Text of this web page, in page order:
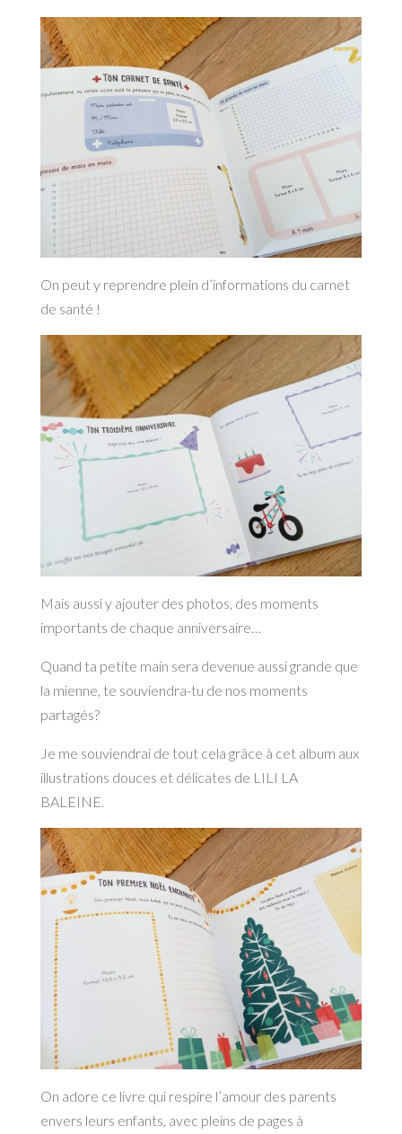
On peut y reprendre plein d’informations du carnet
de santé !
Mais aussi y ajouter des photos, des moments
importants de chaque anniversaire…
Quand ta petite main sera devenue aussi grande que
la mienne, te souviendra-tu de nos moments
partagés?
Je me souviendrai de tout cela grâce à cet album aux
illustrations douces et délicates de LILI LA
BALEINE.
On adore ce livre qui respire l’amour des parents
envers leurs enfants, avec pleins de pages à